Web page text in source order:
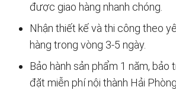
được giao hàng nhanh chóng.
Nhận thiết kế và thi công theo
hàng trong vòng 3-5 ngày.
Bảo hành sản phẩm 1 năm, bảo
đặt miễn phí nội thành Hải